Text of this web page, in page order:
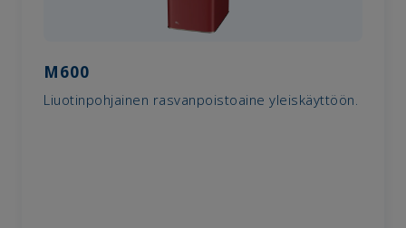
M600
Liuotinpohjainen rasvanpoistoaine yleiskäyttöön.